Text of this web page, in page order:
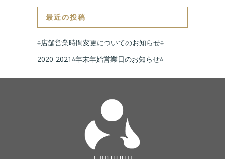
最近の投稿
⁂店舗営業時間変更についてのお知らせ⁂
2020-2021⁂年末年始営業日のお知らせ⁂